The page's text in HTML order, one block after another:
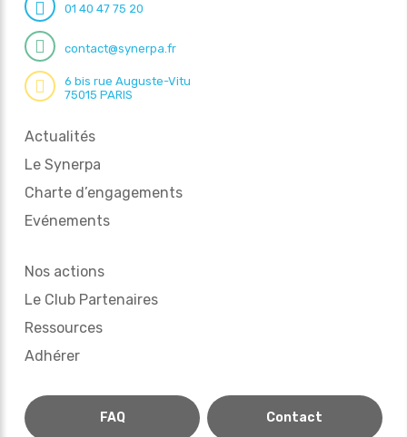
01 40 47 75 20
contact@synerpa.fr
6 bis rue Auguste-Vitu
75015 PARIS
Actualités
Le Synerpa
Charte d’engagements
Evénements
Nos actions
Le Club Partenaires
Ressources
Adhérer
FAQ Contact